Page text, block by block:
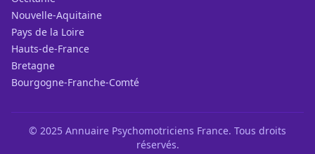
Nouvelle-Aquitaine
Pays de la Loire
Hauts-de-France
Bretagne
Bourgogne-Franche-Comté
© 2025 Annuaire Psychomotriciens France. Tous droits
réservés.